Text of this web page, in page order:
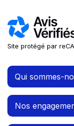
Site protégé par
Qui sommes-
Nos